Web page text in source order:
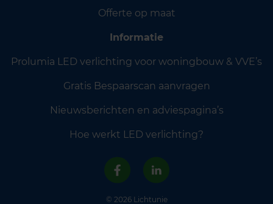
Offerte op maat
Informatie
Prolumia LED verlichting voor woningbouw & VVE’s
Gratis Bespaarscan aanvragen
Nieuwsberichten en adviespagina’s
Hoe werkt LED verlichting?
© 2026 Lichtunie